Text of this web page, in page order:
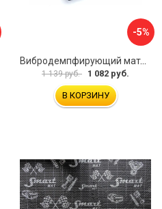
-5%
Вибродемпфирующий материал Dreamcar Base 2 33x25 см DC-000-0926988P1395
1 139 руб. 1 082 руб.
В КОРЗИНУ